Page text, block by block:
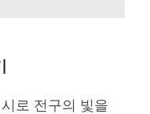
로 전구의 빛을